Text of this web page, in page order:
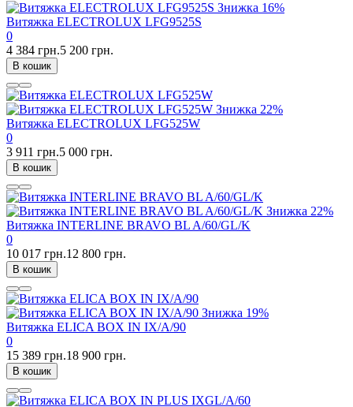
Знижка 16%
Витяжка ELECTROLUX LFG9525S
0
4 384 грн.5 200 грн.
В кошик
Знижка 22%
Витяжка ELECTROLUX LFG525W
0
3 911 грн.5 000 грн.
В кошик
Знижка 22%
Витяжка INTERLINE BRAVO BL A/60/GL/K
0
10 017 грн.12 800 грн.
В кошик
Знижка 19%
Витяжка ELICA BOX IN IX/A/90
0
15 389 грн.18 900 грн.
В кошик